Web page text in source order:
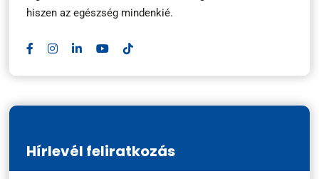
hiszen az egészség mindenkié.
Hírlevél feliratkozás